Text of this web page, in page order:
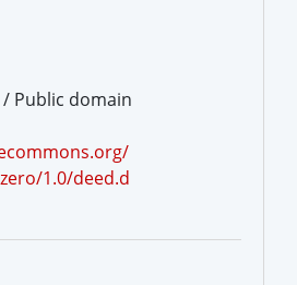
Public domain
1.0/deed.d